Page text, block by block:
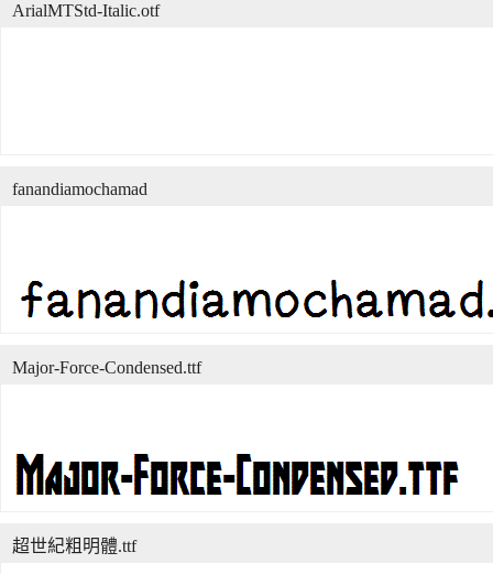
ArialMTStd-Italic.otf
fanandiamochamad
Major-Force-Condensed.ttf
超世紀粗明體.ttf